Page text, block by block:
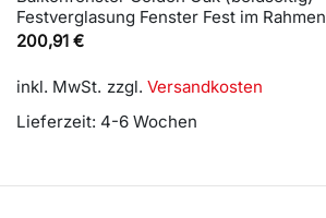
Festverglasung Fenster Fest im Rahmen
200,91 €
inkl. MwSt. zzgl. Versandkosten
Lieferzeit: 4-6 Wochen